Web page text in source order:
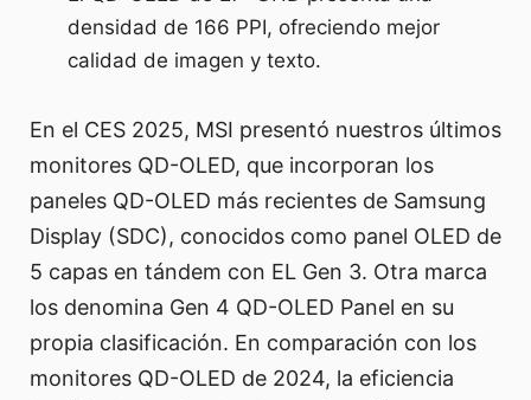
densidad de 166 PPI, ofreciendo mejor
calidad de imagen y texto.
En el CES 2025, MSI presentó nuestros últimos
monitores QD-OLED, que incorporan los
paneles QD-OLED más recientes de Samsung
Display (SDC), conocidos como panel OLED de
5 capas en tándem con EL Gen 3. Otra marca
los denomina Gen 4 QD-OLED Panel en su
propia clasificación. En comparación con los
monitores QD-OLED de 2024, la eficiencia